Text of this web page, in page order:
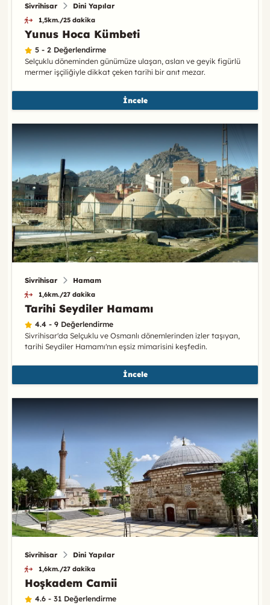
Sivrihisar Dini Yapılar
1,5km./25 dakika
Yunus Hoca Kümbeti
5 - 2 Değerlendirme
Selçuklu döneminden günümüze ulaşan, aslan ve geyik figürlü
mermer işçiliğiyle dikkat çeken tarihi bir anıt mezar.
İncele
Sivrihisar Hamam
1,6km./27 dakika
Tarihi Seydiler Hamamı
4.4 - 9 Değerlendirme
Sivrihisar'da Selçuklu ve Osmanlı dönemlerinden izler taşıyan,
tarihi Seydiler Hamamı'nın eşsiz mimarisini keşfedin.
İncele
Sivrihisar Dini Yapılar
1,6km./27 dakika
Hoşkadem Camii
4.6 - 31 Değerlendirme